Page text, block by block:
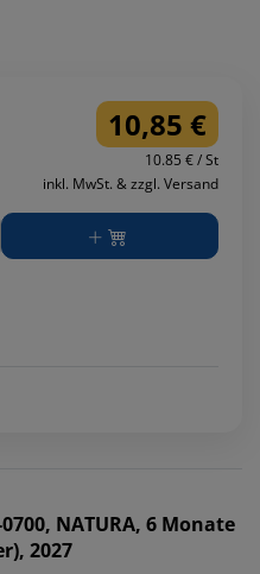
10,85 €
10.85 € / St
inkl. MwSt. & zzgl. Versand
NATURA, 6 Monate
2027